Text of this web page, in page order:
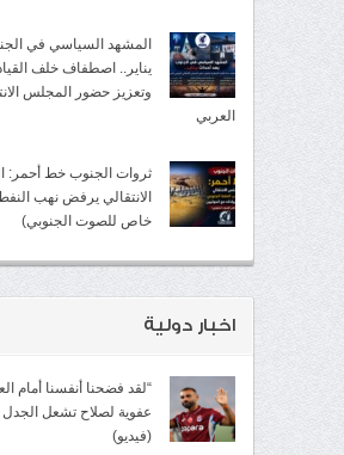
المشهد السياسي في
يناير.. اصطفاف خلف
وتعزيز حضور المجلس
العربي
ثروات الجنوب خط أحمر:
الانتقالي يرفض نهب
خاص للصوت الجنوبي)
اخبار دولية
“لقد فضحنا أنفسنا أمام
عفوية لصلاح تشعل الجدل
(فيديو)